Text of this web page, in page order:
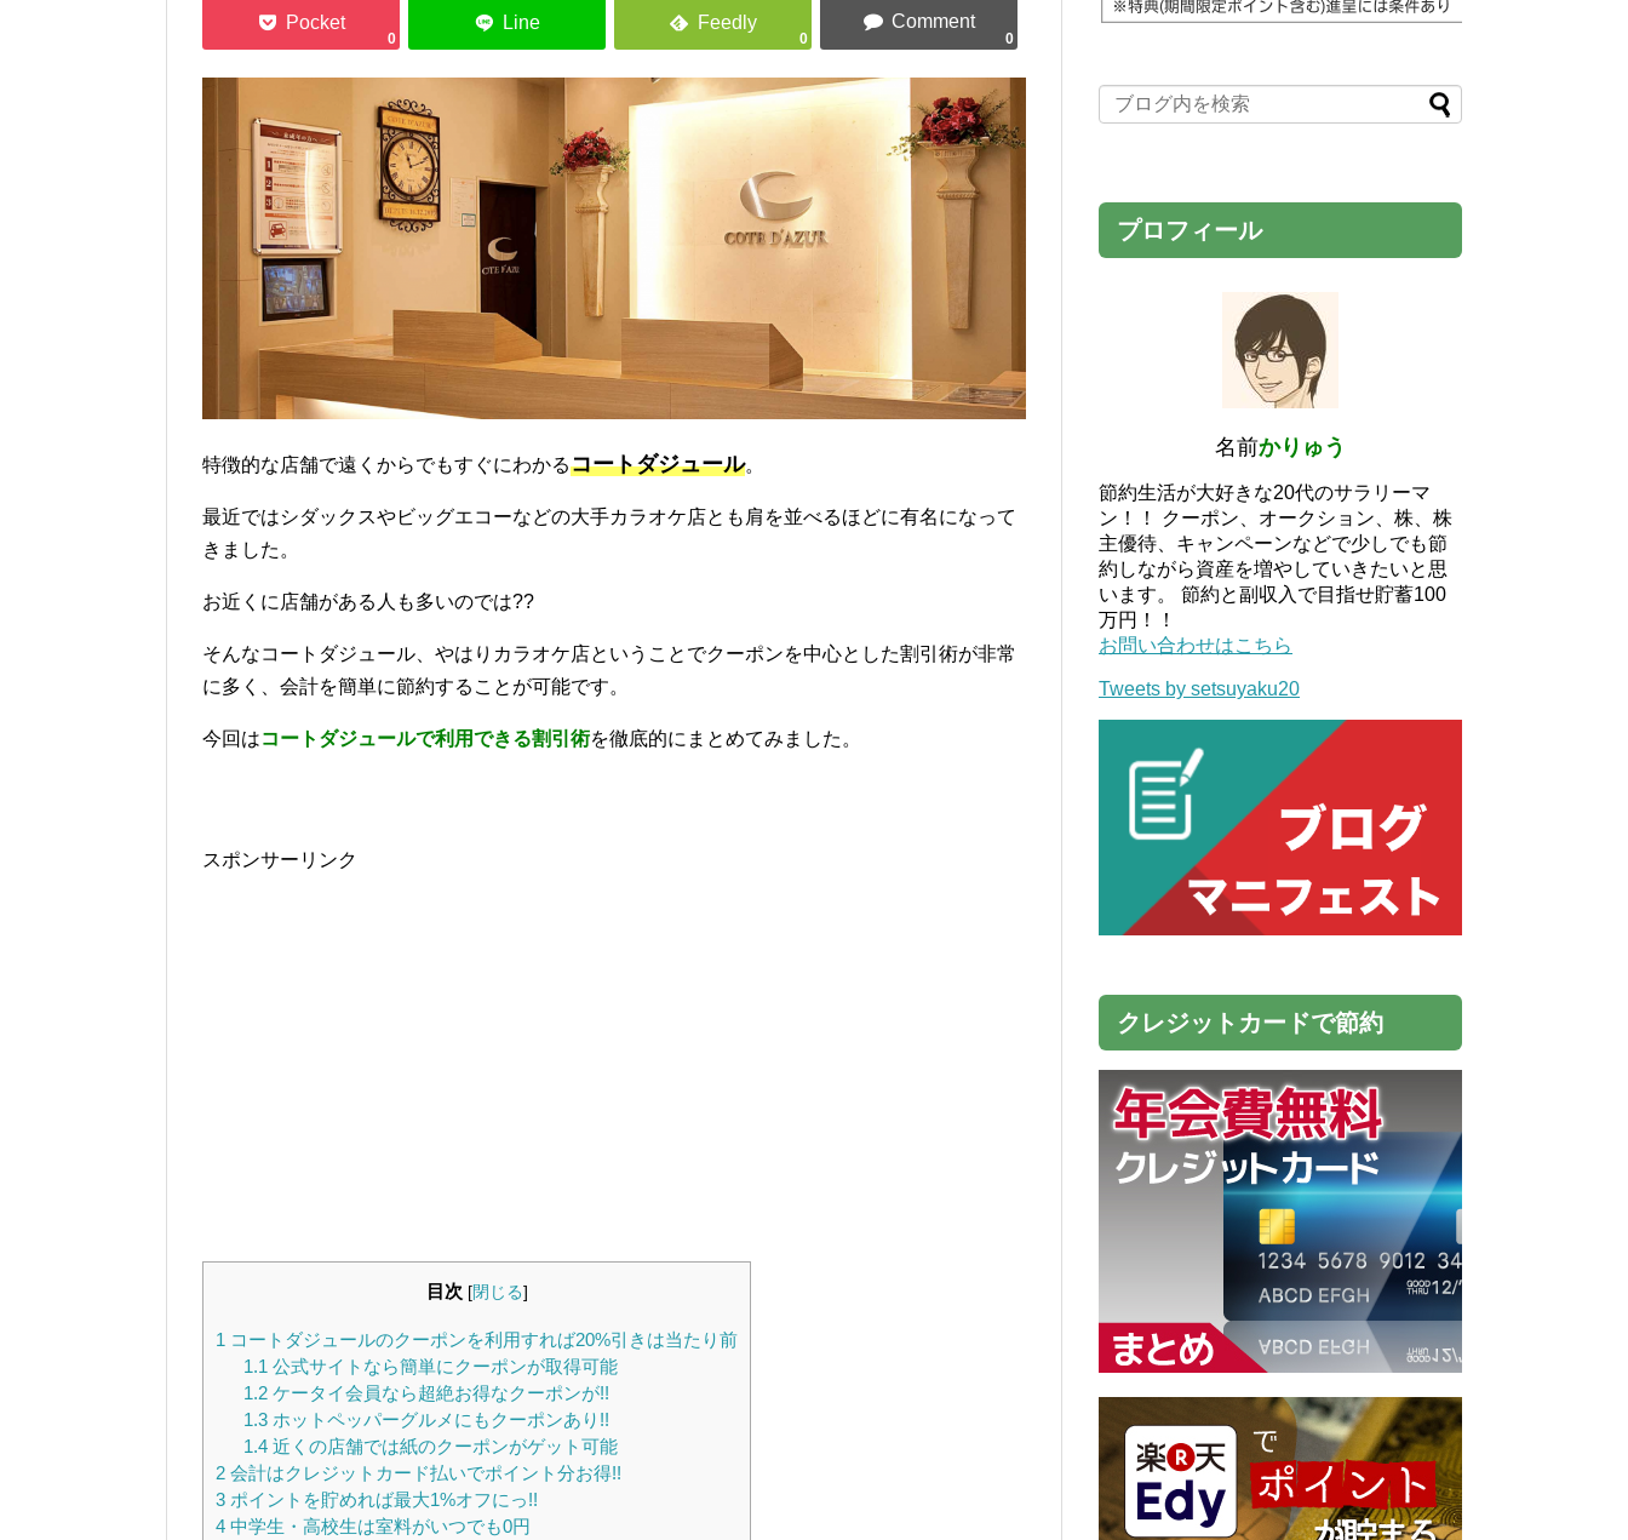
0 0 0
特徴的な店舗で遠くからでもすぐにわかるコートダジュール。
最近ではシダックスやビッグエコーなどの大手カラオケ店とも肩を並べるほどに有名になって
きました。
お近くに店舗がある人も多いのでは??
そんなコートダジュール、やはりカラオケ店ということでクーポンを中心とした割引術が非常
に多く、会計を簡単に節約することが可能です。
今回はコートダジュールで利用できる割引術を徹底的にまとめてみました。
スポンサーリンク
目次 [閉じる]
1 コートダジュールのクーポンを利用すれば20%引きは当たり前
1.1 公式サイトなら簡単にクーポンが取得可能
1.2ケータイ会員なら超絶お得なクーポンが!!
1.3ホットペッパーグルメにもクーポンあり!!
1.4近くの店舗では紙のクーポンがゲット可能
2 会計はクレジットカード払いでポイント分お得!!
3 ポイントを貯めれば最大1%オフにっ!!
4 中学生・高校生は室料がいつでも0円
プロフィール
名前かりゅう
節約生活が大好きな20代のサラリーマ
ン！！ クーポン、オークション、株、株
主優待、キャンペーンなどで少しでも節
約しながら資産を増やしていきたいと思
います。 節約と副収入で目指せ貯蓄100
万円！！
お問い合わせはこちら
Tweets by setsuyaku20
クレジットカードで節約